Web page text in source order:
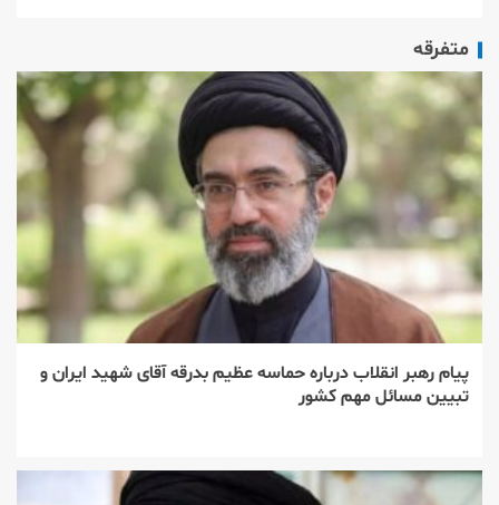
متفرقه
پیام رهبر انقلاب درباره حماسه عظیم بدرقه آقای شهید ایران و
تبیین مسائل مهم کشور